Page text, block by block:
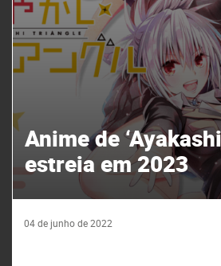
Anime de
estreia em 2023
04 de junho de 2022